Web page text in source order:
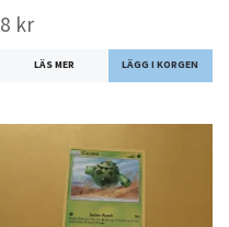
8 kr
LÄS MER